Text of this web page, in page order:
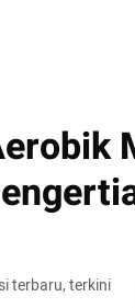
terbaru, terkini